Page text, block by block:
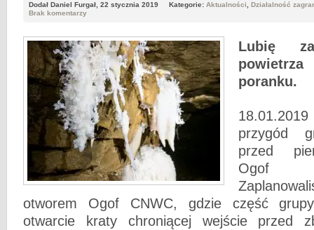
Dodał Daniel Furgał, 22 stycznia 2019 Kategorie: Aktualności
Działalność
Brak komentarzy
Lubię
poranku.
przygód
przed
Ogof
otworem Ogof CNWC, gdzie część
otwarcie kraty chroniącej wejście przed